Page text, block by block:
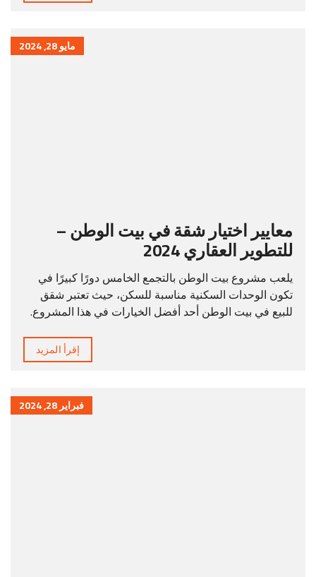
مايو 28, 2024
معايير اختيار شقة في بيت الوطن –
للتطوير العقاري 2024
يلعب مشروع بيت الوطن بالتجمع الخامس دورًا كبيرًا في
تكون الوحدات السكنية مناسبة للسكن، حيث تعتبر شقق
للبيع في بيت الوطن أحد أفضل الخيارات في هذا المشروع.
إقرأ المزيد
فبراير 28, 2024